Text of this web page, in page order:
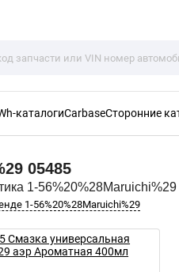
каталогиCarbaseСторонние
05485
1-
1-56%20%28Maruichi%29